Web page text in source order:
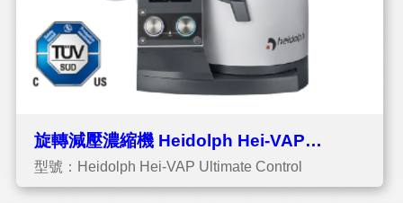
旋轉減壓濃縮機 Heidolph Hei-VAP
Ultimate Control - 尖端型
型號：Heidolph Hei-VAP Ultimate Control